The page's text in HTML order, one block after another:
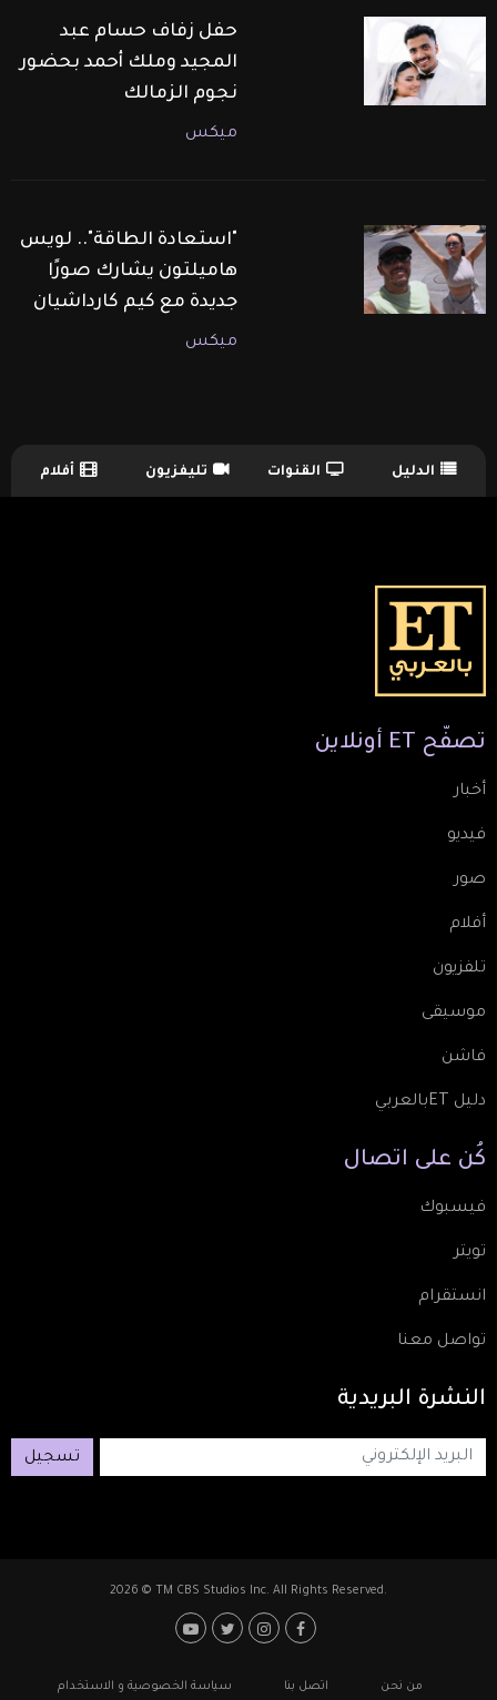
حفل زفاف حسام عبد
المجيد وملك أحمد بحضور
نجوم الزمالك
ميكس
"استعادة الطاقة".. لويس
هاميلتون يشارك صورًا
جديدة مع كيم كارداشيان
ميكس
TV Guide Menu الدليل القنوات تليفزيون أفلام
تصفّح ET أونلاين
أخبار
فيديو
صور
أفلام
تلفزيون
موسيقى
فاشن
دليل ETبالعربي
كُن على اتصال
فيسبوك
تويتر
انستقرام
تواصل معنا
النشرة البريدية
تسجيل
2026 © TM CBS Studios Inc. All Rights Reserved.
Footer: Social Media
Footerمن نحن اتصل بنا سياسة الخصوصية و الاستخدام